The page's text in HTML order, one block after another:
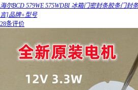
海尔BCD 579WE 575WDBI 冰箱门密封条胶条门
言]品牌+型号
28条评价